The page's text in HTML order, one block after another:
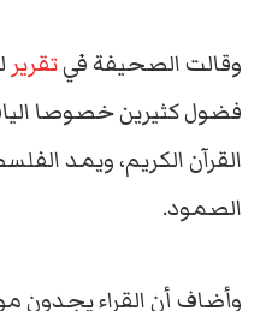
وقالت الصحيفة فيتقرير
فضول كثيرين خصوصا
القرآن الكريم، ويمد
الصمود.
وأضاف أن القراء